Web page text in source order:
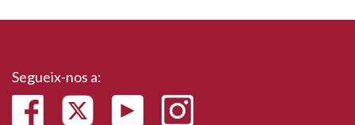
Segueix-nos a: